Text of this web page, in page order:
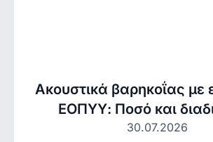
Ακουστικά βαρηκοΐας με
ΕΟΠΥΥ: Ποσό και
30.07.2026